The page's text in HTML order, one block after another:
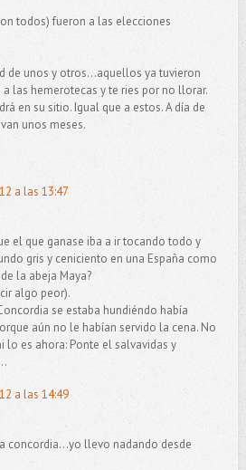
todos) fueron a las elecciones
de unos y otros...aquellos ya tuvieron
a las hemerotecas y te ries por no llorar.
en su sitio. Igual que a estos. A día de
unos meses.
a las 13:47
el que ganase iba a ir tocando todo y
gris y ceniciento en una España como
la abeja Maya?
algo peor).
se estaba hundiéndo había
aún no le habían servido la cena. No
lo es ahora: Ponte el salvavidas y
a las 14:49
concordia...yo llevo nadando desde